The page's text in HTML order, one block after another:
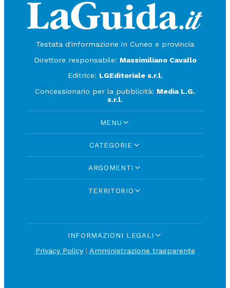
Testata d'informazione in Cuneo e provincia
Direttore responsabile: Massimiliano Cavallo
Editrice: LGEditoriale s.r.l.
Concessionario per la pubblicità: Media L.G.
s.r.l.
MENU
CATEGORIE
ARGOMENTI
TERRITORIO
INFORMAZIONI LEGALI
Privacy Policy| Amministrazione trasparente